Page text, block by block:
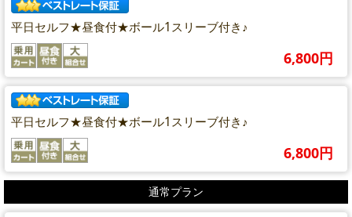
平日セルフ★昼食付★ボール1スリーブ付き♪
6,800円
平日セルフ★昼食付★ボール1スリーブ付き♪
6,800円
通常プラン